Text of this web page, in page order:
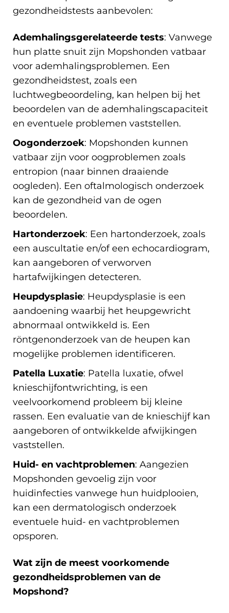
gezondheidstests aanbevolen:
Ademhalingsgerelateerde tests: Vanwege
hun platte snuit zijn Mopshonden vatbaar
voor ademhalingsproblemen. Een
gezondheidstest, zoals een
luchtwegbeoordeling, kan helpen bij het
beoordelen van de ademhalingscapaciteit
en eventuele problemen vaststellen.
Oogonderzoek: Mopshonden kunnen
vatbaar zijn voor oogproblemen zoals
entropion (naar binnen draaiende
oogleden). Een oftalmologisch onderzoek
kan de gezondheid van de ogen
beoordelen.
Hartonderzoek: Een hartonderzoek, zoals
een auscultatie en/of een echocardiogram,
kan aangeboren of verworven
hartafwijkingen detecteren.
Heupdysplasie: Heupdysplasie is een
aandoening waarbij het heupgewricht
abnormaal ontwikkeld is. Een
röntgenonderzoek van de heupen kan
mogelijke problemen identificeren.
Patella Luxatie: Patella luxatie, ofwel
knieschijfontwrichting, is een
veelvoorkomend probleem bij kleine
rassen. Een evaluatie van de knieschijf kan
aangeboren of ontwikkelde afwijkingen
vaststellen.
Huid- en vachtproblemen: Aangezien
Mopshonden gevoelig zijn voor
huidinfecties vanwege hun huidplooien,
kan een dermatologisch onderzoek
eventuele huid- en vachtproblemen
opsporen.
Wat zijn de meest voorkomende
gezondheidsproblemen van de
Mopshond?